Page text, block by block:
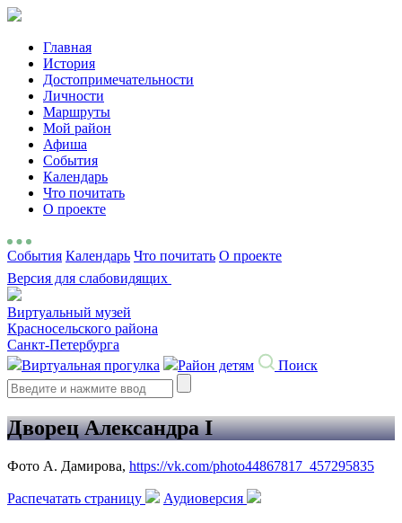
Главная
История
Достопримечательности
Личности
Маршруты
Мой район
Афиша
События
Календарь
Что почитать
О проекте
События Календарь Что почитать О проекте
Версия для слабовидящих
Виртуальный музей
Красносельского района
Санкт-Петербурга
Виртуальная прогулка
Район детям
Поиск
Search
Дворец Александра I
Фото А. Дамирова, https://vk.com/photo44867817_457295835
Распечатать страницу Аудиоверсия